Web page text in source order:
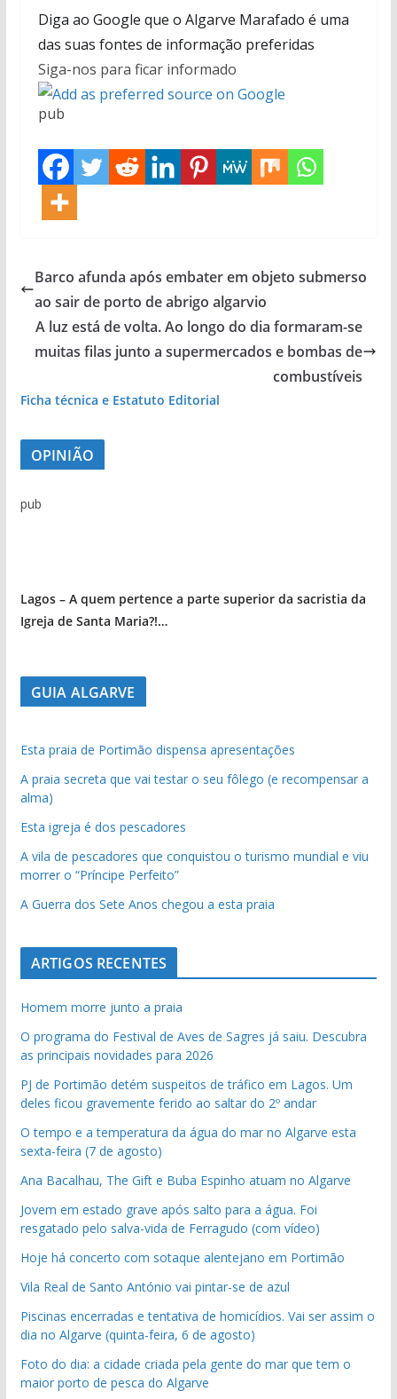
Diga ao Google que o Algarve Marafado é uma
das suas fontes de informação preferidas
Siga-nos para ficar informado
pub
Barco afunda após embater em objeto submerso
ao sair de porto de abrigo algarvio
A luz está de volta. Ao longo do dia formaram-se
muitas filas junto a supermercados e bombas de
combustíveis
Ficha técnica e Estatuto Editorial
OPINIÃO
pub
Lagos – A quem pertence a parte superior da sacristia da
Igreja de Santa Maria?!…
GUIA ALGARVE
Esta praia de Portimão dispensa apresentações
A praia secreta que vai testar o seu fôlego (e recompensar a
alma)
Esta igreja é dos pescadores
A vila de pescadores que conquistou o turismo mundial e viu
morrer o “Príncipe Perfeito”
A Guerra dos Sete Anos chegou a esta praia
ARTIGOS RECENTES
Homem morre junto a praia
O programa do Festival de Aves de Sagres já saiu. Descubra
as principais novidades para 2026
PJ de Portimão detém suspeitos de tráfico em Lagos. Um
deles ficou gravemente ferido ao saltar do 2º andar
O tempo e a temperatura da água do mar no Algarve esta
sexta-feira (7 de agosto)
Ana Bacalhau, The Gift e Buba Espinho atuam no Algarve
Jovem em estado grave após salto para a água. Foi
resgatado pelo salva-vida de Ferragudo (com vídeo)
Hoje há concerto com sotaque alentejano em Portimão
Vila Real de Santo António vai pintar-se de azul
Piscinas encerradas e tentativa de homicídios. Vai ser assim o
dia no Algarve (quinta-feira, 6 de agosto)
Foto do dia: a cidade criada pela gente do mar que tem o
maior porto de pesca do Algarve